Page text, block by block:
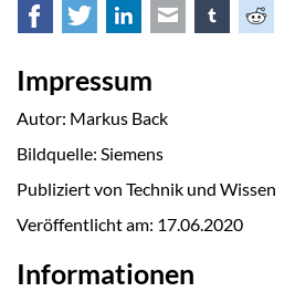
Facebook
TwitterLinkedInE-mail tumblr
Impressum
Autor: Markus Back
Bildquelle: Siemens
Publiziert von Technik und Wissen
Veröffentlicht am: 17.06.2020
Informationen